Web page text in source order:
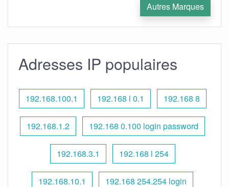
Autres Marques
Adresses IP populaires
192.168.100.1 192.168 l 0.1 192.168 8
192.168.1.2 192.168 0.100 login password
192.168.3.1 192.168 l 254
192.168.10.1 192.168 254.254 login